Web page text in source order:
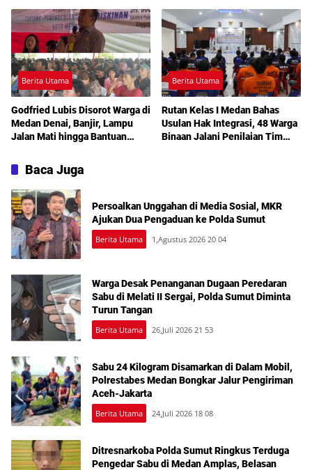
Berita Utama
Godfried Lubis Disorot Warga di
Medan Denai, Banjir, Lampu
Jalan Mati hingga Bantuan
Sosperda Kemiskinan
Berita Utama
Rutan Kelas I Medan Bahas
Usulan Hak Integrasi, 48 Warga
Binaan Jalani Penilaian Tim
Baca Juga
Persoalkan Unggahan di Media Sosial, MKR
Ajukan Dua Pengaduan ke Polda Sumut
Berita Utama 1,Agustus 2026 20 04
Warga Desak Penanganan Dugaan Peredaran
Sabu di Melati II Sergai, Polda Sumut Diminta
Turun Tangan
Berita Utama 26,Juli 2026 21 53
Sabu 24 Kilogram Disamarkan di Dalam Mobil,
Polrestabes Medan Bongkar Jalur Pengiriman
Aceh-Jakarta
Berita Utama 24,Juli 2026 18 08
Ditresnarkoba Polda Sumut Ringkus Terduga
Pengedar Sabu di Medan Amplas, Belasan